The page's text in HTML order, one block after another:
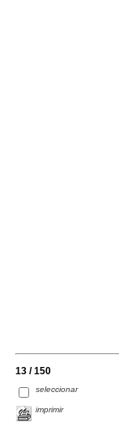
13 / 150
seleccionar
imprimir